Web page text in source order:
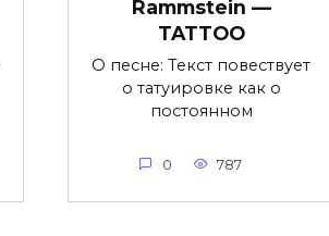
Rammstein —
TATTOO
О песне: Текст повествует
о татуировке как о
постоянном
0 787